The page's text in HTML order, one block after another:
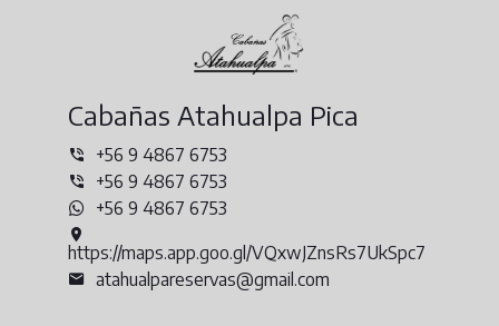
Cabañas Atahualpa Pica
+56 9 4867 6753
+56 9 4867 6753
+56 9 4867 6753
https://maps.app.goo.gl/VQxwJZnsRs7UkSpc7
atahualpareservas@gmail.com